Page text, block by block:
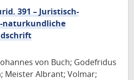
391 – Juristisch-
naturkundliche
von Buch; Godefridus
Meister Albrant; Volmar;